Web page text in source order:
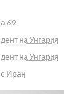
69
на Унгария
на Унгария
Иран